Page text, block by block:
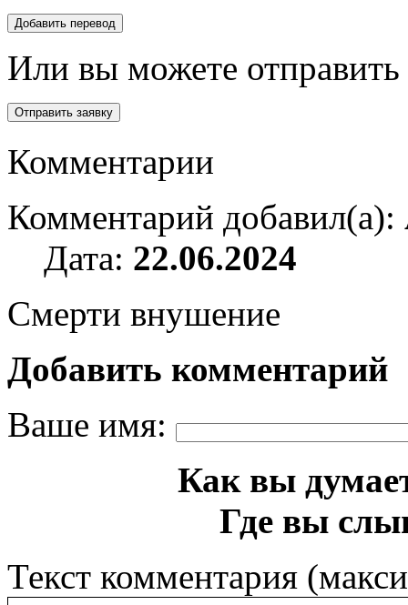
Или вы можете отправить
Комментарии
Комментарий добавил(а):
Дата: 22.06.2024
Смерти внушение
Добавить комментарий
Ваше имя:
Как вы
Где вы
Текст комментария